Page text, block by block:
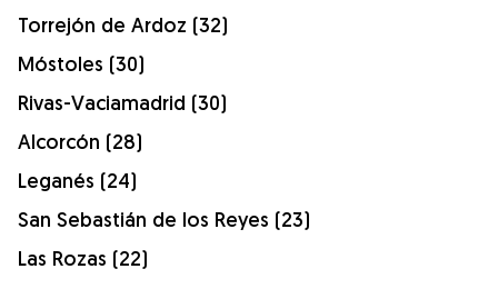
Torrejón de Ardoz (32)
Móstoles (30)
Rivas-Vaciamadrid (30)
Alcorcón (28)
Leganés (24)
San Sebastián de los Reyes (23)
Las Rozas (22)